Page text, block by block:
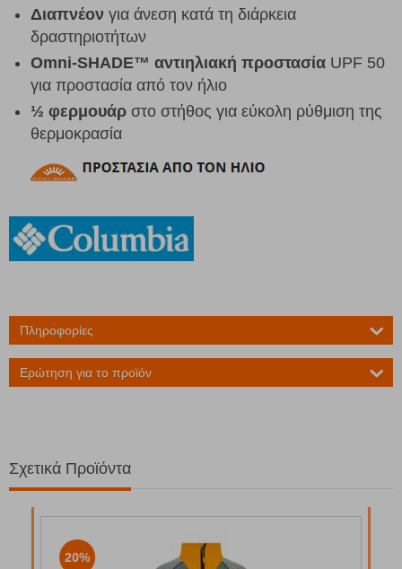
Διαπνέον για άνεση κατά τη διάρκεια
δραστηριοτήτων
Omni-SHADE™ αντιηλιακή προστασία UPF 50
για προστασία από τον ήλιο
½ φερμουάρ στο στήθος για εύκολη ρύθμιση της
θερμοκρασία
Πληροφορίες
Ερώτηση για το προϊόν
Σχετικά Προϊόντα
20%